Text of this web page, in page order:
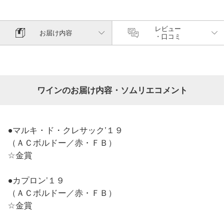
お届け内容
レビュー
・口コミ
ワインのお届け内容・ソムリエコメント
●マルキ・ド・クレサック’１９
（ＡＣボルドー／赤・ＦＢ）
☆金賞
●カプロン’１９
（ＡＣボルドー／赤・ＦＢ）
☆金賞